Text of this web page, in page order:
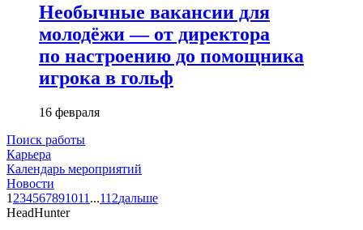
Необычные вакансии для
молодёжи — от директора
по настроению до помощника
игрока в гольф
16 февраля
Поиск работы
Карьера
Календарь мероприятий
Новости
1 234567891011 ...112дальше
HeadHunter